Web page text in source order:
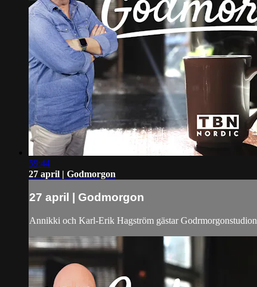
59:44
27 april | Godmorgon
27 april | Godmorgon
Annikki och Karl-Erik Hagström gästar Godrmorgonstudion